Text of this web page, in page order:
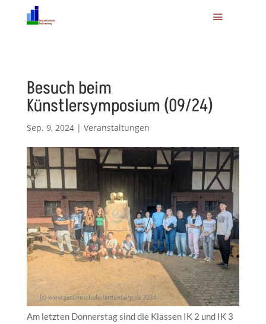
Besuch beim
Künstlersymposium (09/24)
Sep. 9, 2024| Veranstaltungen
Am letzten Donnerstag sind die Klassen IK 2 und IK 3